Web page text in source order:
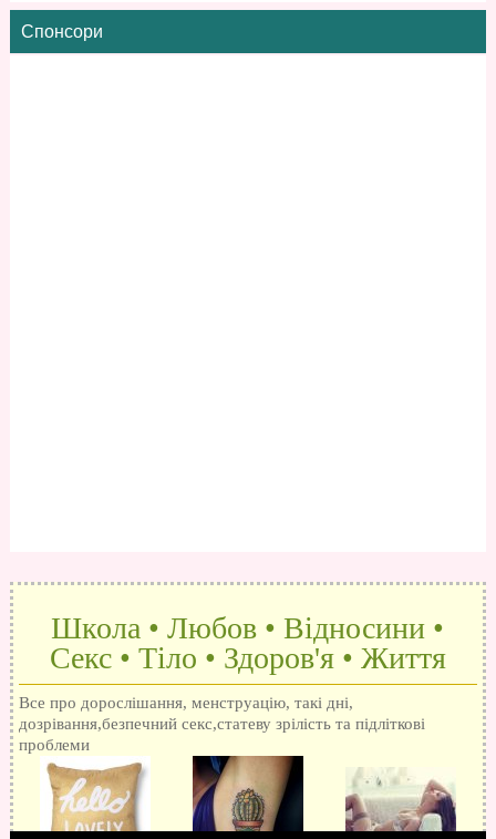
Спонсори
Школа • Любов • Відносини •
Секс • Тіло • Здоров'я • Життя
Все про дорослішання, менструацію, такі дні,
дозрівання,безпечний секс,статеву зрілість та підліткові
проблеми